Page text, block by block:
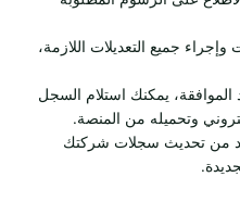
جميع التعديلات اللازمة،
الموافقة، يمكنك استلام السجل
وتحميله من المنصة.
من تحديث سجلات شركتك